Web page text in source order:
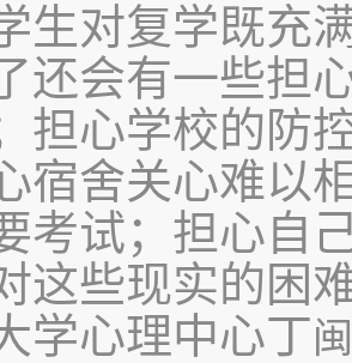
生对复学既充
还会有一些担
担心学校的防
宿舍关心难以
考试；担心自
些现实的困
学心理中心丁